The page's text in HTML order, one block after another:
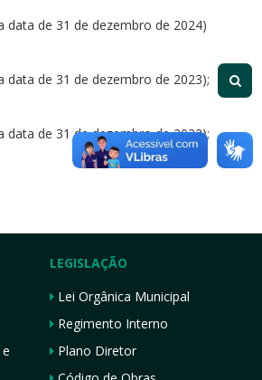
de 31 de dezembro de 2024)
de 31 de dezembro de 2023);
de 31 de dezembro de 2022);
LEGISLAÇÃO
Lei Orgânica Municipal
Regimento Interno
Plano Diretor